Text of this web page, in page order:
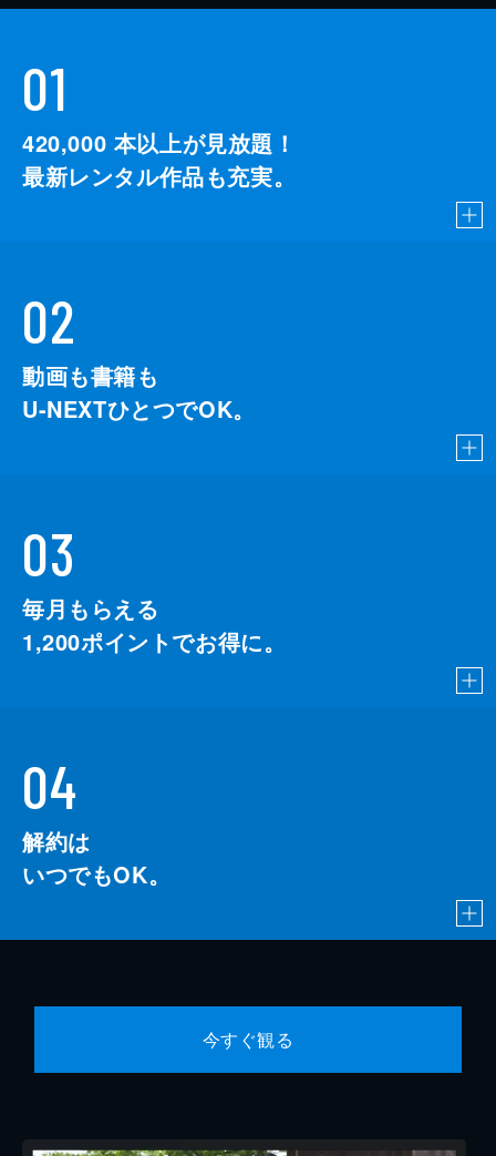
01
420,000 本以上が見放題！
最新レンタル作品も充実。
02
動画も書籍も
U-NEXTひとつでOK。
03
毎月もらえる
1,200ポイントでお得に。
04
解約は
いつでもOK。
今すぐ観る